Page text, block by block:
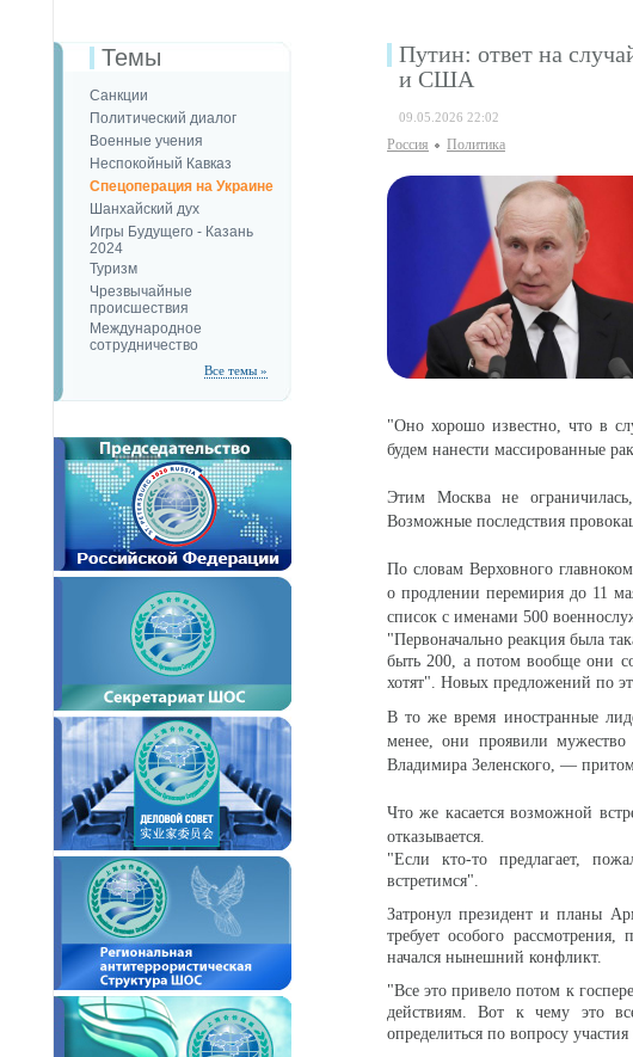
Темы
Санкции
Политический диалог
Военные учения
Неспокойный Кавказ
Спецоперация на Украине
Шанхайский дух
Игры Будущего - Казань
2024
Туризм
Чрезвычайные
происшествия
Международное
сотрудничество
Все темы »
Путин: ответ на
и США
09.05.2026 22:02
Россия Политика
"Оно хорошо известно, что в
будем нанести массированные
Этим Москва не
Возможные последствия
По словам Верховного
о продлении перемирия до 11
список с именами 500
"Первоначально реакция была
быть 200, а потом вообще они
хотят". Новых предложений по
В то же время иностранные
менее, они проявили
Владимира Зеленского, —
Что же касается возможной
отказывается.
"Если кто-то предлагает,
встретимся".
Затронул президент и планы
требует особого
начался нынешний конфликт.
"Все это привело потом к
действиям. Вот к чему это
определиться по вопросу